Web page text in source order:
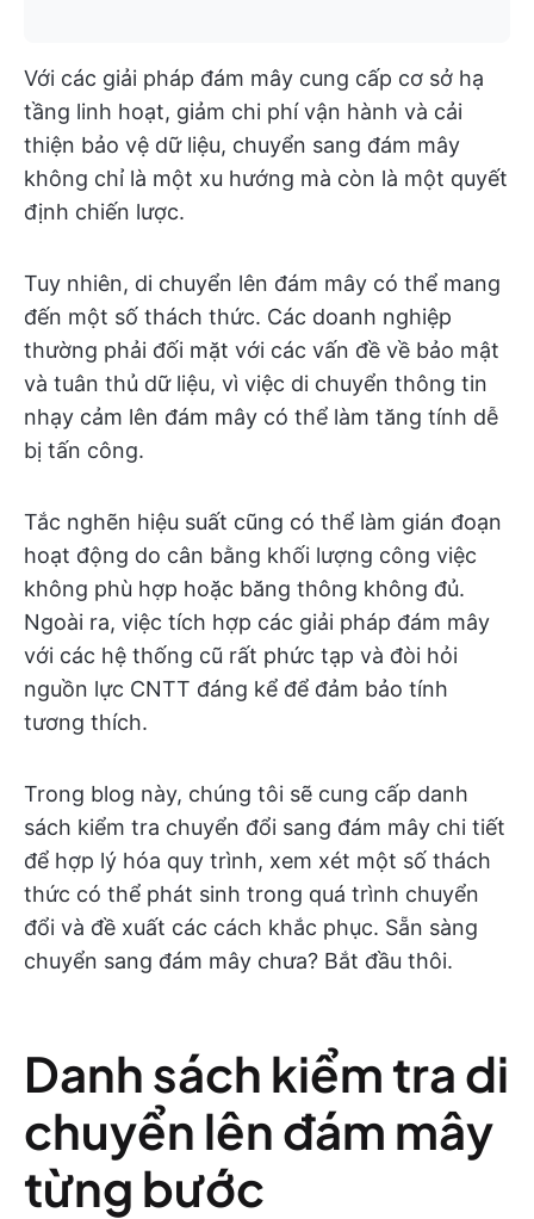
Với các giải pháp đám mây cung cấp cơ sở hạ
tầng linh hoạt, giảm chi phí vận hành và cải
thiện bảo vệ dữ liệu, chuyển sang đám mây
không chỉ là một xu hướng mà còn là một quyết
định chiến lược.
Tuy nhiên, di chuyển lên đám mây có thể mang
đến một số thách thức. Các doanh nghiệp
thường phải đối mặt với các vấn đề về bảo mật
và tuân thủ dữ liệu, vì việc di chuyển thông tin
nhạy cảm lên đám mây có thể làm tăng tính dễ
bị tấn công.
Tắc nghẽn hiệu suất cũng có thể làm gián đoạn
hoạt động do cân bằng khối lượng công việc
không phù hợp hoặc băng thông không đủ.
Ngoài ra, việc tích hợp các giải pháp đám mây
với các hệ thống cũ rất phức tạp và đòi hỏi
nguồn lực CNTT đáng kể để đảm bảo tính
tương thích.
Trong blog này, chúng tôi sẽ cung cấp danh
sách kiểm tra chuyển đổi sang đám mây chi tiết
để hợp lý hóa quy trình, xem xét một số thách
thức có thể phát sinh trong quá trình chuyển
đổi và đề xuất các cách khắc phục. Sẵn sàng
chuyển sang đám mây chưa? Bắt đầu thôi.
Danh sách kiểm tra di
chuyển lên đám mây
từng bước